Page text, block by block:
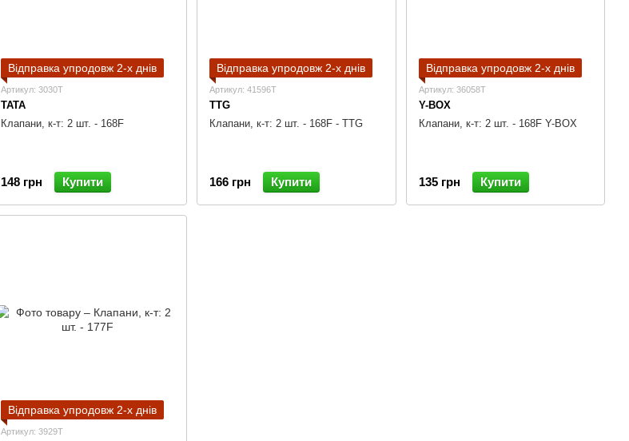
Відправка упродовж 2-х днів
Артикул: 3030T
TATA
Клапани, к-т: 2 шт. - 168F
148 грн Купити
Відправка упродовж 2-х днів
Артикул: 41596T
TTG
Клапани, к-т: 2 шт. - 168F - TTG
166 грн Купити
Відправка упродовж 2-х днів
Артикул: 36058T
Y-BOX
Клапани, к-т: 2 шт. - 168F Y-BOX
135 грн Купити
Відправка упродовж 2-х днів
Артикул: 3929T